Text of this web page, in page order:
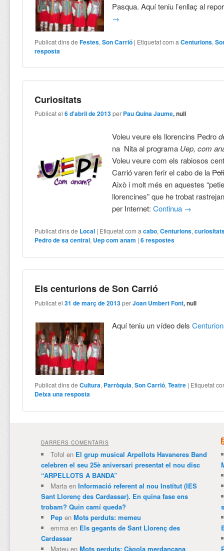
Pasqua. Aquí teniu l’enllaç al
→
Publicat dins de Festes,Son Carrió | Etiquetat com a Centurions,
resposta
Curiositats
Publicat el6 d'abril de 2013 per Pau Quina Jaume, null
Voleu veure els llorencins Pedro
na Nita al programa Uep, com
Voleu veure com els rabiosos
Carrió varen ferir el cabo de la
Això i molt més en aquestes
llorencines” que he trobat
per Internet:Continua →
Publicat dins de Local | Etiquetat com a cabo,Centurions,
Pedro de sa central, Uep com anam |6respostes
Els centurions de Son Carrió
Publicat el31 de març de 2013 perJoan Umbert Font, null
Aquí teniu un vídeo dels
Publicat dins de Cultura, Parròquia,Son Carrió,Teatre | Etiquetat
Deixa una resposta
DARRERS COMENTARIS
Tofol en El grup musical Arpellots Havaneres Band
celebren el seu 25è aniversari presentat el nou disc
“ARPELLOTS A BANDA”
Martaen Informació referent al nou Institut (IES
Sant Llorenç des Cardassar). En quina fase ens
trobam? Quin camí queda?
Pepen Mots perduts: memeu
emmaen Els gegants de Sant Llorenç des
Cardassar
Mateuen Mots perduts: Càgola merdançana